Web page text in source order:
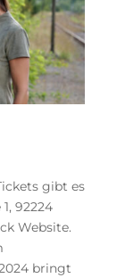
gibt es
92224
Website.
bringt